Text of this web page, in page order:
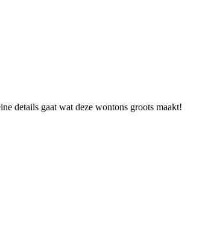
details gaat wat deze wontons groots maakt!